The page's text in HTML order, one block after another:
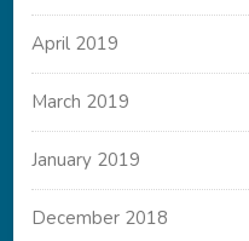
April 2019
March 2019
January 2019
December 2018